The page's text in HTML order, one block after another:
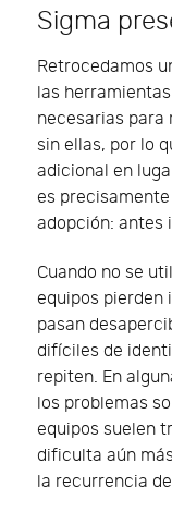
Sigma
Retrocedamos
las
necesarias para
sin ellas, por lo
adicional en
es
adopción: antes
Cuando no se
equipos pierden
pasan
difíciles de
repiten. En
los problemas
equipos suelen
dificulta aún
la recurrencia